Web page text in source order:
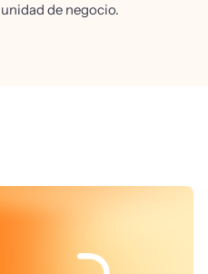
unidad de negocio.